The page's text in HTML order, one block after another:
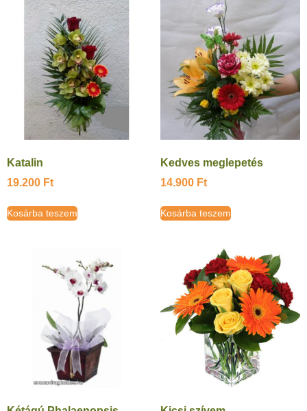
Katalin
19.200 Ft
Kosárba teszem
Kedves meglepetés
14.900 Ft
Kosárba teszem